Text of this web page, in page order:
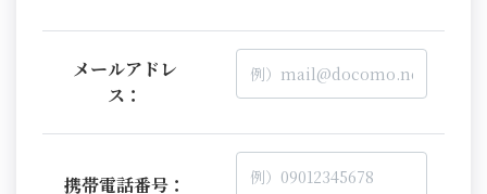
メールアドレ
ス：
携帯電話番号：